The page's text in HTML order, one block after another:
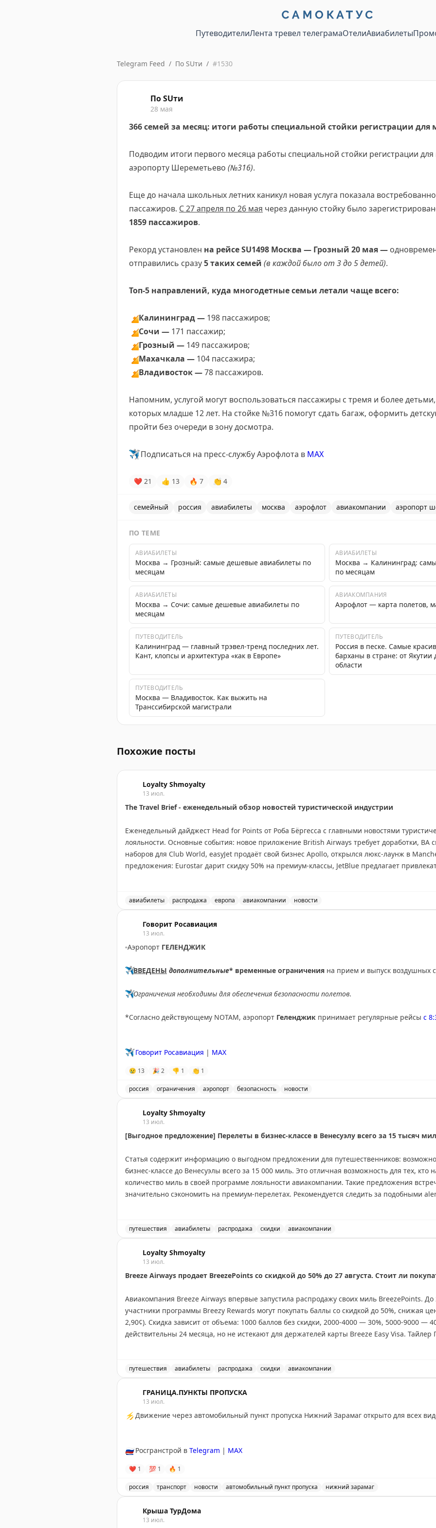
ПутеводителиЛента тревел телеграмаОтелиАвиабилеты
Telegram Feed / По SUти / #1530
По SUти
28 мая
366 семей за месяц: итоги работы специальной стойки регистрации для
Подводим итоги первого месяца работы специальной стойки регистрации
аэропорту Шереметьево (№316).
Еще до начала школьных летних каникул новая услуга показала
пассажиров. С 27 апреля по 26 мая через данную стойку было
1859 пассажиров.
Рекорд установлен на рейсе SU1498 Москва — Грозный 20 мая —
отправились сразу5 таких семей (в каждой было от 3 до 5 детей).
Топ-5 направлений, куда многодетные семьи летали чаще всего:
🔸Калининград — 198 пассажиров;
🔸Сочи — 171 пассажир;
🔸Грозный — 149 пассажиров;
🔸Махачкала — 104 пассажира;
🔸Владивосток —78 пассажиров.
Напомним, услугой могут воспользоваться пассажиры с тремя и более
которых младше 12 лет. На стойке №316 помогут сдать багаж, оформить
пройти без очереди в зону досмотра.
✈️Подписаться на пресс-службу Аэрофлота в MAX
❤ 21 👍 13 🔥 7 👏 4
семейный россия авиабилеты москва аэрофлот авиакомпании аэропорт
ПО ТЕМЕ
АВИАБИЛЕТЫ
Москва → Грозный: самые дешевые авиабилеты по
месяцам
АВИАБИЛЕТЫ
Москва → Калининград:
по месяцам
АВИАБИЛЕТЫ
Москва → Сочи: самые дешевые авиабилеты по
месяцам
АВИАКОМПАНИЯ
Аэрофлот — карта полетов,
ПУТЕВОДИТЕЛЬ
Калининград — главный трэвел-тренд последних лет.
Кант, клопсы и архитектура «как в Европе»
ПУТЕВОДИТЕЛЬ
Россия в песке. Самые
барханы в стране: от Якутии
области
ПУТЕВОДИТЕЛЬ
Москва — Владивосток. Как выжить на
Транссибирской магистрали
Похожие посты
Loyalty Shmoyalty
13 июл.
The Travel Brief - еженедельный обзор новостей туристической индустрии
Еженедельный дайджест Head for Points от Роба Бёргесса с главными новостями
лояльности. Основные события: новое приложение British Airways требует доработки, BA
наборов для Club World, easyJet продаёт свой бизнес Apollo, открылся люкс-лаунж в
предложения: Eurostar дарит скидку 50% на премиум-классы, JetBlue предлагает
рассылку для получения полной информации о лучших предложениях отелей и
Rob Burgess|Original
авиабилеты распродажа европа авиакомпании новости
Говорит Росавиация
13 июл.
▫️Аэропорт ГЕЛЕНДЖИК
✈️ВВЕДЕНЫ дополнительные* временные ограничения на прием и выпуск воздушных
✈️Ограничения необходимы для обеспечения безопасности полетов.
*Согласно действующему NOTAM, аэропорт Геленджик принимает регулярные рейсы с
✈️ Говорит Росавиация | MAX
😢 13 🎉 2 👎 1 👏 1
россия ограничения аэропорт безопасность новости
Loyalty Shmoyalty
13 июл.
[Выгодное предложение] Перелеты в бизнес-классе в Венесуэлу всего за 15 тысяч
Статья содержит информацию о выгодном предложении для путешественников:
бизнес-классе до Венесуэлы всего за 15 000 миль. Это отличная возможность для тех, кто
количество миль в своей программе лояльности авиакомпании. Такие предложения
значительно сэкономить на премиум-перелетах. Рекомендуется следить за подобными
Juan Ruiz|Original
путешествия авиабилеты распродажа скидки авиакомпании
Loyalty Shmoyalty
13 июл.
Breeze Airways продает BreezePoints со скидкой до 50% до 27 августа. Стоит ли
Авиакомпания Breeze Airways впервые запустила распродажу своих миль BreezePoints. До
участники программы Breezy Rewards могут покупать баллы со скидкой до 50%, снижая
2,90¢). Скидка зависит от объема: 1000 баллов без скидки, 2000-4000 — 30%, 5000-9000 —
действительны 24 месяца, но не истекают для держателей карты Breeze Easy Visa. Тайлер
Tyler Glatt|Original
путешествия авиабилеты распродажа скидки авиакомпании
ГРАНИЦА.ПУНКТЫ ПРОПУСКА
13 июл.
⚡ Движение через автомобильный пункт пропуска Нижний Зарамаг открыто для всех
🇷🇺Росгранстрой в Telegram | MAX
❤ 1 💯 1 🔥 1
россия транспорт новости автомобильный пункт пропуска нижний зарамаг
Крыша ТурДома
13 июл.